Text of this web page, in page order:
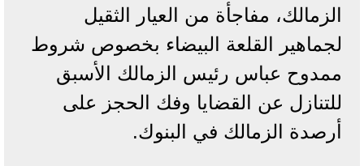
الزمالك، مفاجأة من العيار الثقيل
لجماهير القلعة البيضاء بخصوص شروط
ممدوح عباس رئيس الزمالك الأسبق
للتنازل عن القضايا وفك الحجز على
أرصدة الزمالك في البنوك.